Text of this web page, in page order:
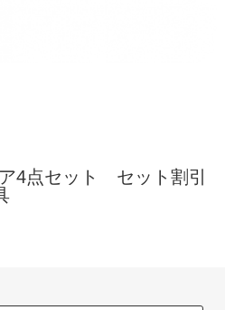
4点セット セット割引